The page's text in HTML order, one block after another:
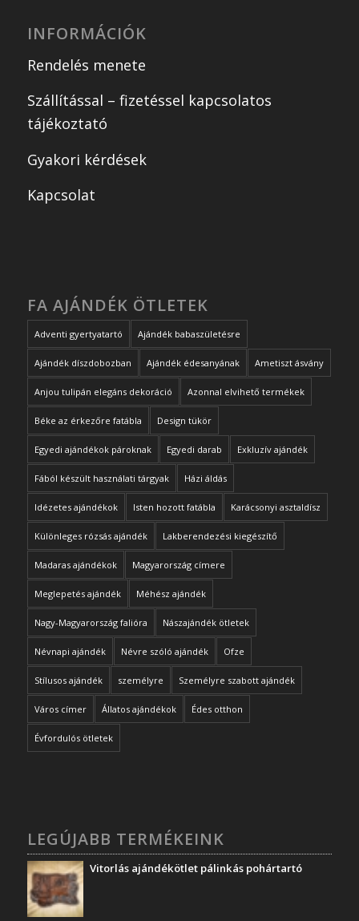
INFORMÁCIÓK
Rendelés menete
Szállítással – fizetéssel kapcsolatos
tájékoztató
Gyakori kérdések
Kapcsolat
FA AJÁNDÉK ÖTLETEK
Adventi gyertyatartó Ajándék babaszületésre
Ajándék díszdobozban Ajándék édesanyának Ametiszt ásvány
Anjou tulipán elegáns dekoráció Azonnal elvihető termékek
Béke az érkezőre fatábla Design tükör
Egyedi ajándékok pároknak Egyedi darab Exkluzív ajándék
Fából készült használati tárgyak Házi áldás
Idézetes ajándékok Isten hozott fatábla Karácsonyi asztaldísz
Különleges rózsás ajándék Lakberendezési kiegészítő
Madaras ajándékok Magyarország címere
Meglepetés ajándék Méhész ajándék
Nagy-Magyarország falióra Nászajándék ötletek
Névnapi ajándék Névre szóló ajándék Ofze
Stílusos ajándék személyre Személyre szabott ajándék
Város címer Állatos ajándékok Édes otthon
Évfordulós ötletek
LEGÚJABB TERMÉKEINK
Vitorlás ajándékötlet pálinkás pohártartó